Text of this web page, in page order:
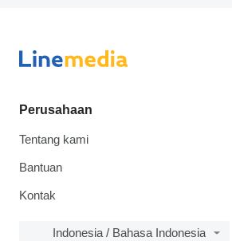
Perusahaan
Tentang kami
Bantuan
Kontak
Indonesia / Bahasa Indonesia